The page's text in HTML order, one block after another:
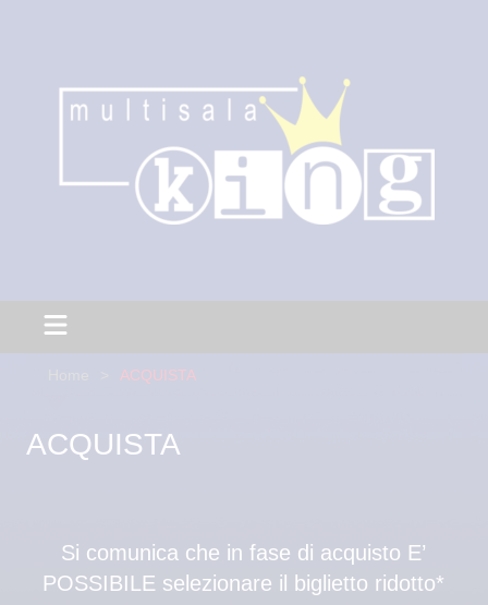
ACQUISTA
ACQUISTA
Si comunica che in fase di acquisto E’
POSSIBILE selezionare il biglietto ridotto*